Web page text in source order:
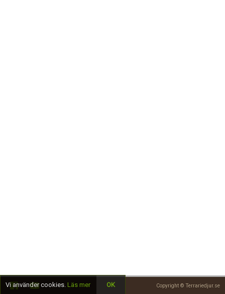
Copyright © Terrariedjur.se
Vi använder cookies. Läs mer OK